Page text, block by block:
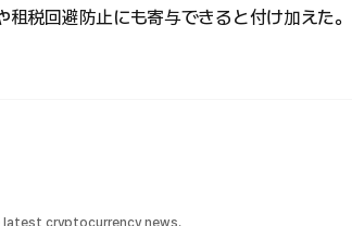
税回避防止にも寄与できると付け加えた。
cryptocurrency news.